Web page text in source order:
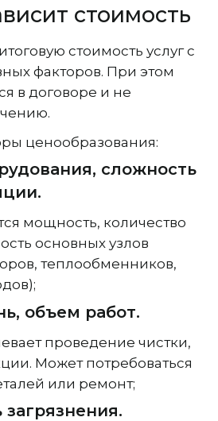
стоимость
стоимость услуг с
факторов. При этом
в договоре и не
ценообразования:
сложность
мощность, количество
основных узлов
теплообменников,
объем работ.
проведение чистки,
Может потребоваться
или ремонт;
загрязнения.